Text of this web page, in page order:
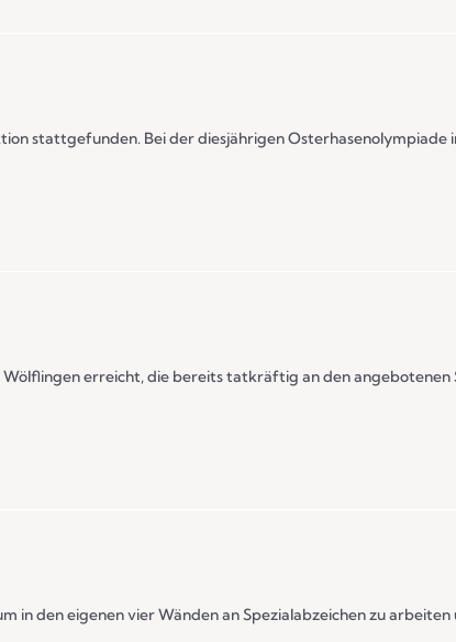
stattgefunden. Bei der diesjährigen Osterhasenolympiade
erreicht, die bereits tatkräftig an den angebotenen
in den eigenen vier Wänden an Spezialabzeichen zu arbeiten